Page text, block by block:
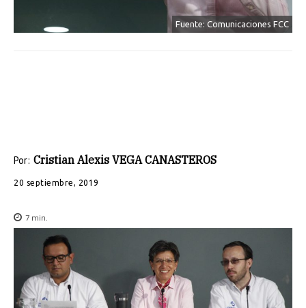
Fuente: Comunicaciones FCC
Por: Cristian Alexis VEGA CANASTEROS
20 septiembre, 2019
7 min.